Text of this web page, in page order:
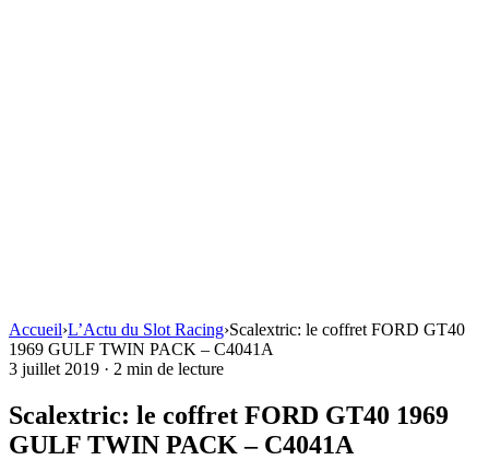
Accueil›L’Actu du Slot Racing›Scalextric: le coffret FORD GT40
1969 GULF TWIN PACK – C4041A
3 juillet 2019 · 2 min de lecture
Scalextric: le coffret FORD GT40 1969
GULF TWIN PACK – C4041A